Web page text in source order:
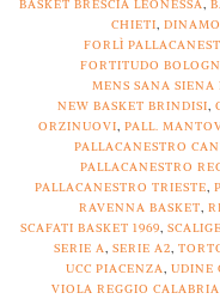
BASKET BRESCIA LEONESSA,
CHIETI,
FORLÌ
FORTITUDO
MENS SANA SIENA
NEW BASKET BRINDISI,
ORZINUOVI, PALL.
PALLACANESTRO
PALLACANESTRO
PALLACANESTRO TRIESTE,
RAVENNA BASKET,
SCAFATI BASKET 1969,
SERIE A, SERIE A2,
UCC PIACENZA, UDINE
VIOLA REGGIO CALABRIA